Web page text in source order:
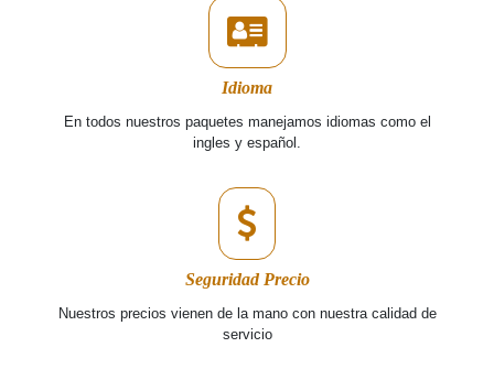
Idioma
En todos nuestros paquetes manejamos idiomas como el
ingles y español.
Seguridad Precio
Nuestros precios vienen de la mano con nuestra calidad de
servicio